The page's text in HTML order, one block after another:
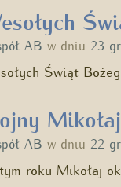
AB w dniu 23
Świąt
Mikołaj
AB w dniu 22
roku Mikołaj